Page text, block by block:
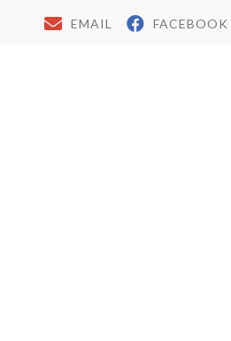
EMAIL FACEBOOK